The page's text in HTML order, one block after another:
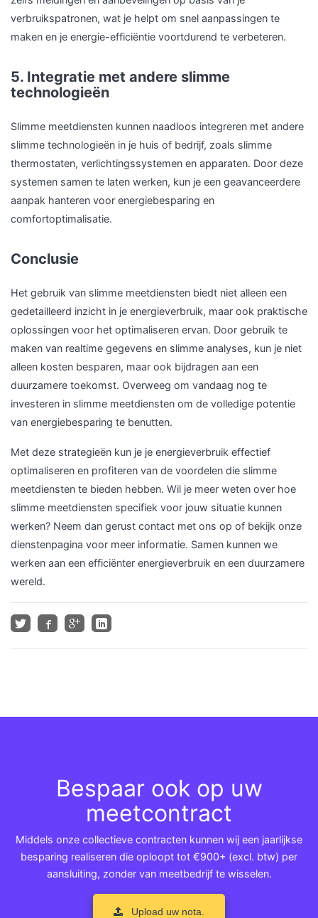
verbruikspatronen, wat je helpt om snel aanpassingen te
maken en je energie-efficiëntie voortdurend te verbeteren.
5. Integratie met andere slimme
technologieën
Slimme meetdiensten kunnen naadloos integreren met andere
slimme technologieën in je huis of bedrijf, zoals slimme
thermostaten, verlichtingssystemen en apparaten. Door deze
systemen samen te laten werken, kun je een geavanceerdere
aanpak hanteren voor energiebesparing en
comfortoptimalisatie.
Conclusie
Het gebruik van slimme meetdiensten biedt niet alleen een
gedetailleerd inzicht in je energieverbruik, maar ook praktische
oplossingen voor het optimaliseren ervan. Door gebruik te
maken van realtime gegevens en slimme analyses, kun je niet
alleen kosten besparen, maar ook bijdragen aan een
duurzamere toekomst. Overweeg om vandaag nog te
investeren in slimme meetdiensten om de volledige potentie
van energiebesparing te benutten.
Met deze strategieën kun je je energieverbruik effectief
optimaliseren en profiteren van de voordelen die slimme
meetdiensten te bieden hebben. Wil je meer weten over hoe
slimme meetdiensten specifiek voor jouw situatie kunnen
werken? Neem dan gerust contact met ons op of bekijk onze
dienstenpagina voor meer informatie. Samen kunnen we
werken aan een efficiënter energieverbruik en een duurzamere
wereld.
Bespaar ook op uw
meetcontract
Middels onze collectieve contracten kunnen wij een jaarlijkse
besparing realiseren die oploopt tot €900+ (excl. btw) per
aansluiting, zonder van meetbedrijf te wisselen.
Upload uw nota.